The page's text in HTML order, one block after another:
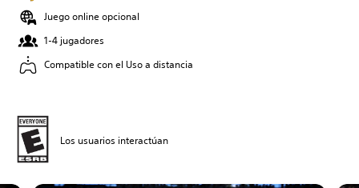
Juego online opcional
1-4 jugadores
Compatible con el Uso a distancia
Los usuarios interactúan